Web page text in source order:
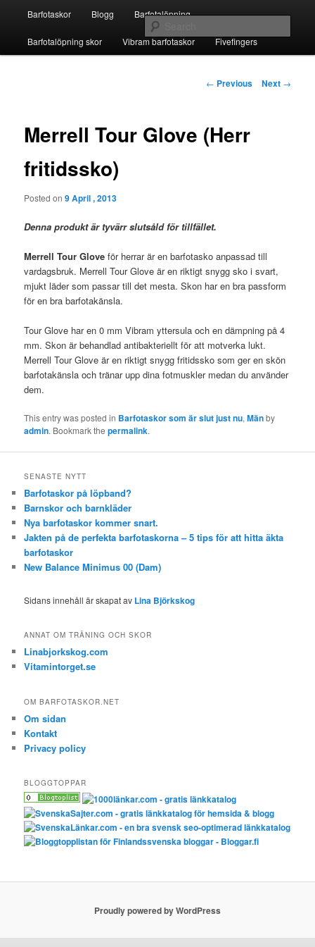
primary
contentBarfotaskor
Barfotaskor Blogg Barfotalöpning
Barfotalöpning skor Vibram barfotaskor Fivefingers
Post
← Previous Next →
Merrell Tour Glove (Herr
fritidssko)
Posted on9 April , 2013
Denna produkt är tyvärr slutsåld för tillfället.
Merrell Tour Glove för herrar är en barfotasko anpassad till
vardagsbruk. Merrell Tour Glove är en riktigt snygg sko i svart,
mjukt läder som passar till det mesta. Skon har en bra passform
för en bra barfotakänsla.
Tour Glove har en 0 mm Vibram yttersula och en dämpning på 4
mm. Skon är behandlad antibakteriellt för att motverka lukt.
Merrell Tour Glove är en riktigt snygg fritidssko som ger en skön
barfotakänsla och tränar upp dina fotmuskler medan du använder
dem.
This entry was posted in Barfotaskor som är slut just nu,Mänby
admin. Bookmark thepermalink.
SENASTE NYTT
Barfotaskor på löpband?
Barnskor och barnkläder
Nya barfotaskor kommer snart.
Jakten på de perfekta barfotaskorna – 5 tips för att hitta äkta
barfotaskor
New Balance Minimus 00 (Dam)
Sidans innehåll är skapat av Lina Björkskog
ANNAT OM TRÄNING OCH SKOR
Linabjorkskog.com
Vitamintorget.se
OM BARFOTASKOR.NET
Om sidan
Kontakt
Privacy policy
BLOGGTOPPAR
Proudly powered by WordPress